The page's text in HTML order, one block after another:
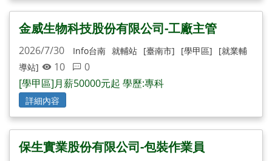
金威生物科技股份有限公司-工廠主管
2026/7/30 Info台南 就輔站 [臺南市] [學甲區]
[就業輔
導站]
10
0
[學甲區]月薪50000元起 學歷:專科
詳細內容
保生實業股份有限公司-包裝作業員